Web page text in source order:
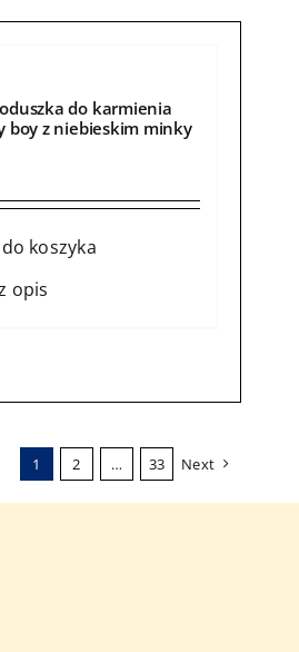
do karmienia
boy z niebieskim minky
koszyka
opis
1 2 … 33 Next